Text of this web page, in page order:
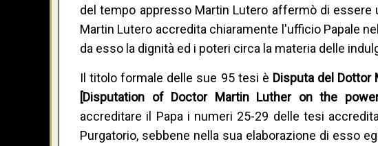
del tempo appresso Martin Lutero affermò di
Martin Lutero accredita chiaramente l'ufficio Papale
da esso la dignità ed i poteri circa la materia delle
Il titolo formale delle sue 95 tesi è Disputa del Dottor
[Disputation of Doctor Martin Luther on the
accreditare il Papa i numeri 25-29 delle tesi
Purgatorio, sebbene nella sua elaborazione di esso